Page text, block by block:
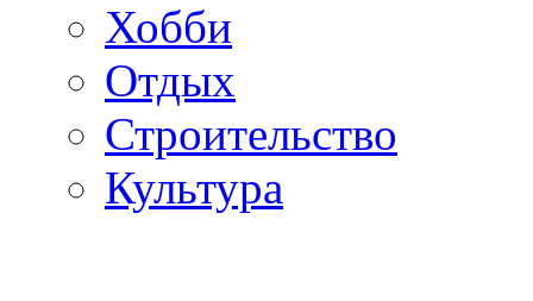
Хобби
Отдых
Строительство
Культура